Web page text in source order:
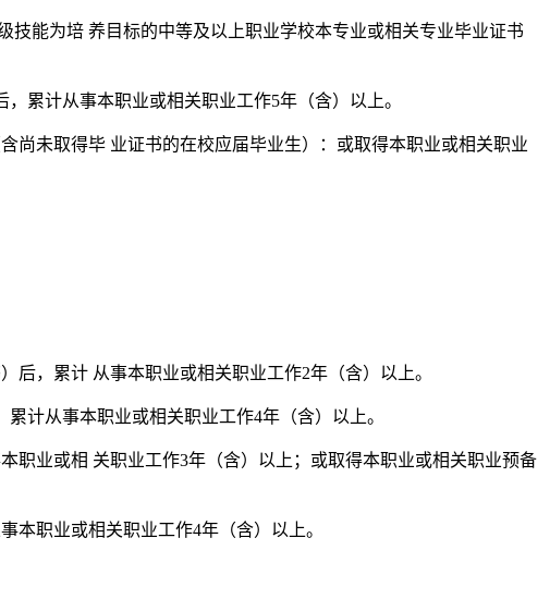
技能为培 养目标的中等及以上职业学校本专业或相关专业毕业证书
累计从事本职业或相关职业工作5年（含）以上。
尚未取得毕 业证书的在校应届毕业生）：或取得本职业或相关职业
后，累计 从事本职业或相关职业工作2年（含）以上。
计从事本职业或相关职业工作4年（含）以上。
职业或相 关职业工作3年（含）以上；或取得本职业或相关职业预备
本职业或相关职业工作4年（含）以上。